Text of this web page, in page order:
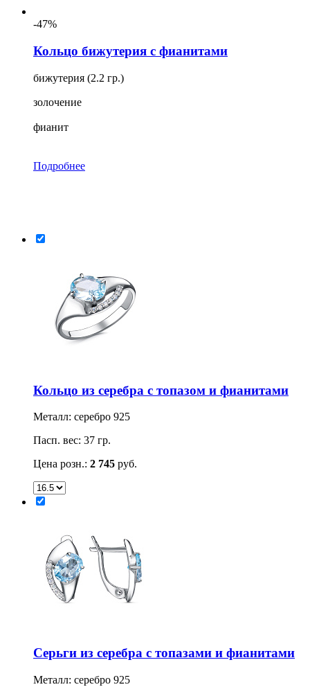
-47%
Кольцо бижутерия с фианитами
бижутерия (2.2 гр.)
золочение
фианит
Подробнее
Кольцо из серебра с топазом и фианитами
Металл: серебро 925
Пасп. вес: 37 гр.
Цена розн.: 2 745 руб.
Серьги из серебра с топазами и фианитами
Металл: серебро 925